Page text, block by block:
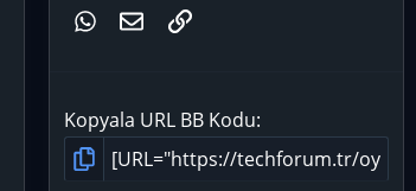
WhatsApp
E-posta
Link
Kopyala URL BB Kodu